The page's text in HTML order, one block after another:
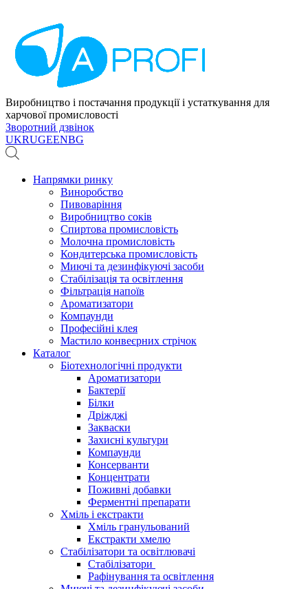
Виробництво і постачання продукції і устаткування для
харчової промисловості
Зворотний дзвінок
UKRUGEENBG
Напрямки ринку
Виноробство
Пивоваріння
Виробництво соків
Спиртова промисловість
Молочна промисловість
Кондитерська промисловість
Миючі та дезинфікуючі засоби
Стабілізація та освітлення
Фільтрація напоїв
Ароматизатори
Компаунди
Професійні клея
Мастило конвеєрних стрічок
Каталог
Біотехнологічні продукти
Ароматизатори
Бактерії
Білки
Дріжджі
Закваски
Захисні культури
Компаунди
Консерванти
Концентрати
Поживні добавки
Ферментні препарати
Хміль і екстракти
Хміль гранульований
Екстракти хмелю
Стабілізатори та освітлювачі
Стабілізатори
Рафінування та освітлення